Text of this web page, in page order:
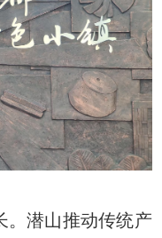
潜山推动传统产